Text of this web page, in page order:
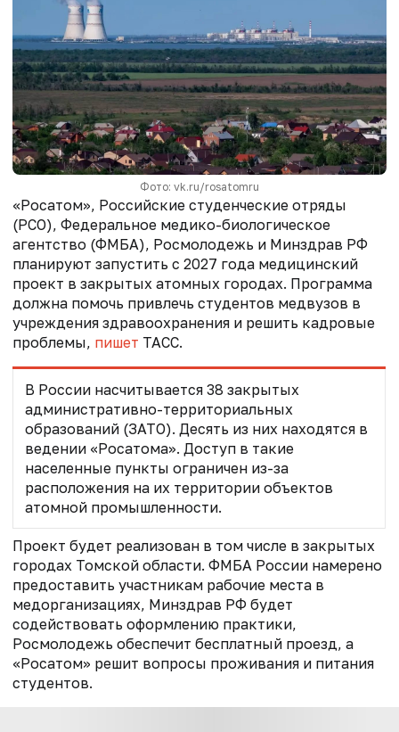
Фото: vk.ru/rosatomru
«Росатом», Российские студенческие отряды
(РСО), Федеральное медико-биологическое
агентство (ФМБА), Росмолодежь и Минздрав РФ
планируют запустить с 2027 года медицинский
проект в закрытых атомных городах. Программа
должна помочь привлечь студентов медвузов в
учреждения здравоохранения и решить кадровые
проблемы, пишет ТАСС.
В России насчитывается 38 закрытых
административно-территориальных
образований (ЗАТО). Десять из них находятся в
ведении «Росатома». Доступ в такие
населенные пункты ограничен из-за
расположения на их территории объектов
атомной промышленности.
Проект будет реализован в том числе в закрытых
городах Томской области. ФМБА России намерено
предоставить участникам рабочие места в
медорганизациях, Минздрав РФ будет
содействовать оформлению практики,
Росмолодежь обеспечит бесплатный проезд, а
«Росатом» решит вопросы проживания и питания
студентов.